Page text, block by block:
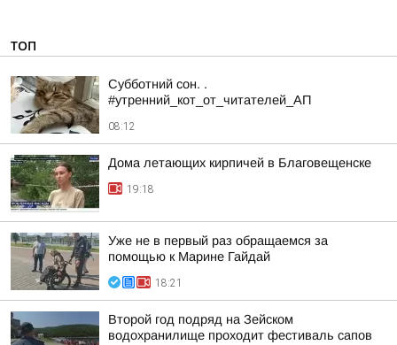
ТОП
Субботний сон. .
#утренний_кот_от_читателей_АП
08:12
Дома летающих кирпичей в Благовещенске
19:18
Уже не в первый раз обращаемся за
помощью к Марине Гайдай
18:21
Второй год подряд на Зейском
водохранилище проходит фестиваль сапов